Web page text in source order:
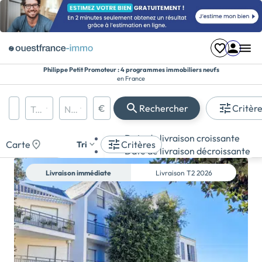
Philippe Petit Promoteur : 4 programmes immobiliers neufs
en France
Région, département, ville, CP
Maison
Types de biens Nombre de pièces Prix maximum
€ Rechercher
Carte Critères
Tri
Date de livraison croissante
Date de livraison décroissante
Livraison immédiate Livraison T2 2026